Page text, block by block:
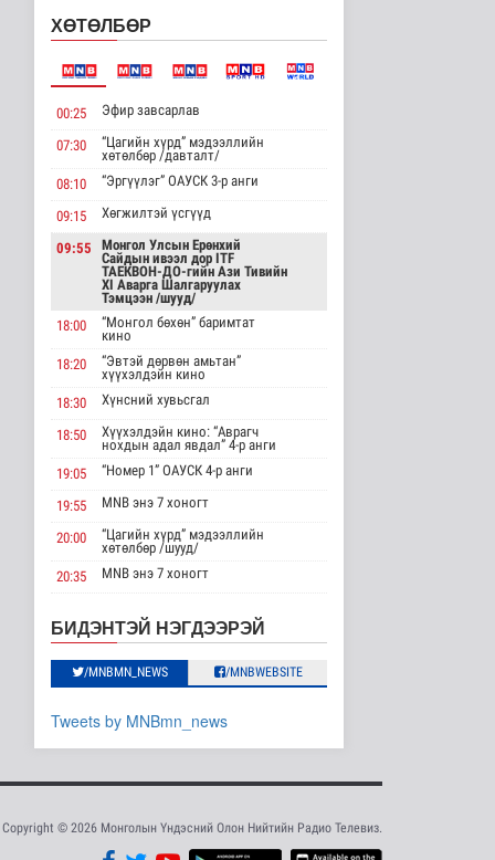
аюулгүй байдлаа
бэхжүүлэх ..
3 цаг 52 минутын өмнө
БНСУ-ын "АСАН"
эмнэлгийн хамт олон
"Энэрэл" төви..
Нийгэм
3 цаг 59 минутын өмнө
Боловсролын
салбарын 2027 оны
нэгдсэн төсөв 8.25..
Нийгэм
“Сэлбэ хот” төслийн
нийт гүйцэтгэл 37
Нийгэм
3 цаг 11 минутын өмнө
Татварын өртэй
аан-үүдийн да..
Нийгэм
4 цаг 32 минутын өмнө
Өвөлжилтийн бэлтгэл
ажлын хүрээнд Шадар
сайд Н.Н..
Улс төр
4 цаг 32 минутын өмнө
Нийслэлийн 5
байршилд авто зам
Нийгэм
Шүүхээр хянан
ХӨТӨЛБӨР
00:25 Эфир завсарлав
07:30
“Цагийн хүрд” мэдээллийн
хөтөлбөр /давталт/
08:10
“Эргүүлэг” ОАУСК 3-р анги
09:15 Хөгжилтэй үсгүүд
09:55
Монгол Улсын Ерөнхий
Сайдын ивээл дор ITF
ТАЕКВОН-ДО-гийн Ази Тивийн
XI Аварга Шалгаруулах
Тэмцээн /шууд/
18:00
“Монгол бөхөн” баримтат
кино
18:20
“Эвтэй дөрвөн амьтан”
хүүхэлдэйн кино
18:30
Хүнсний хувьсгал
18:50
Хүүхэлдэйн кино: “Аврагч
нохдын адал явдал” 4-р анги
19:05
“Номер 1” ОАУСК 4-р анги
19:55 MNB энэ 7 хоногт
20:00
“Цагийн хүрд” мэдээллийн
хөтөлбөр /шууд/
20:35
MNB энэ 7 хоногт
Дорноговь аймгаас /шууд/
22:10
“Эргүүлэг” ОАУСК 4-р анги
23:25
“Гэрэлтэй цонх” үдшийн
хөтөлбөр
БИДЭНТЭЙ НЭГДЭЭРЭЙ
/MNBMN_NEWS /MNBWEBSITE
Tweets by MNBmn_news
Copyright © 2026 Монголын Үндэсний Олон Нийтийн Радио Телевиз.